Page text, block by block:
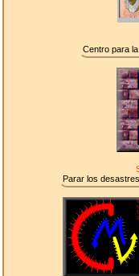
Centro para
Parar los